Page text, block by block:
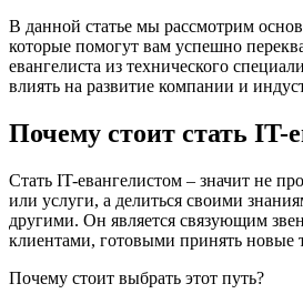
В данной статье мы рассмотрим
которые помогут вам успешно
евангелиста из технического
влиять на развитие компании и
Почему стоит стать IT-
Стать IT-евангелистом – значит не
или услуги, а делиться своими
другими. Он является связующим
клиентами, готовыми принять новые
Почему стоит выбрать этот путь?